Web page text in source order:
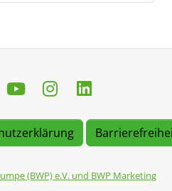
(BWP) e.V. und BWP Marketing